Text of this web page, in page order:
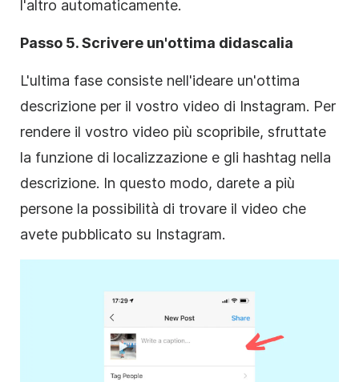
l'altro automaticamente.
Passo 5. Scrivere un'ottima didascalia
L'ultima fase consiste nell'ideare un'ottima
descrizione per il vostro video di Instagram. Per
rendere il vostro video più scopribile, sfruttate
la funzione di localizzazione e gli hashtag nella
descrizione. In questo modo, darete a più
persone la possibilità di trovare il video che
avete pubblicato su Instagram.